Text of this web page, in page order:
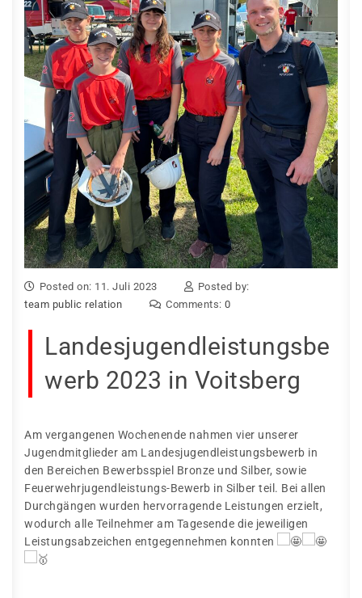
Posted on: 11. Juli 2023
Posted by:
team public relation
Comments: 0
Landesjugendleistungsbe
werb 2023 in Voitsberg
Am vergangenen Wochenende nahmen vier unserer
Jugendmitglieder am Landesjugendleistungsbewerb in
den Bereichen Bewerbsspiel Bronze und Silber, sowie
Feuerwehrjugendleistungs-Bewerb in Silber teil. Bei allen
Durchgängen wurden hervorragende Leistungen erzielt,
wodurch alle Teilnehmer am Tagesende die jeweiligen
Leistungsabzeichen entgegennehmen konnten